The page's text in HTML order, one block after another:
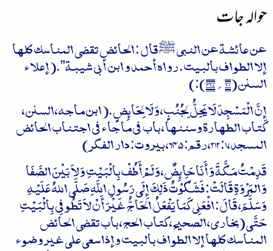
حوالہ جات
عن عائشة عن النبي ﷺ قال : الحائض تقضي المناسک کلها
إلا الطواف بالبیت. رواه أحمد و ابن أبي شیبة”.( إعلاء
السنن (۱۰ ؍ ۳۱۷ ):)
إِنَّ الْمَسْجِدَ لَا يَحِلُّ لِجُنُبٍ، وَلَا لِحَائِضٍ.( ابن ماجه، السنن،
كتاب الطهارة وسننها ، باب في ما جاء في اجتناب الحائض
المسجد، 1: 212، رقم: 645، بيروت: دار الفكر)
قَدِمْتُ مَكَّةَ وَأَنَا حَائِضٌ، وَلَمْ أَطُفْ بِالْبَيْتِ وَلاَ بَيْنَ الصَّفَا
وَالمَرْوَةِ قَالَتْ: فَشَكَوْتُ ذَلِكَ إِلَى رَسُولِ اللَّهِ صَلَّى اللهُ عَلَيْهِ
وَسَلَّمَ، قَالَ: افْعَلِي كَمَا يَفْعَلُ الحَاجُّ غَيْرَ أَنْ لاَ تَطُوفِي بِالْبَيْتِ
حَتَّى (بخاري، الصحيح، كتاب الحج، باب تقضي الحائض
المناسك كلها إلا الطواف بالبيت وإذا سعى على غير وضوء